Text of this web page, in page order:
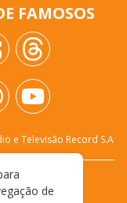
FAMOSOS
e Televisão Record S.A
de